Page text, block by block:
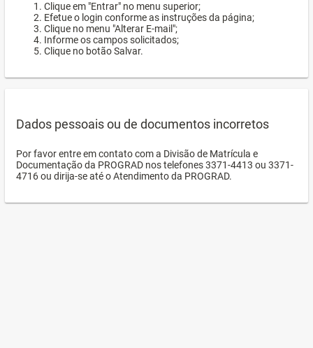
Clique em "Entrar" no menu superior;
Efetue o login conforme as instruções da página;
Clique no menu "Alterar E-mail";
Informe os campos solicitados;
Clique no botão Salvar.
Dados pessoais ou de documentos incorretos
Por favor entre em contato com a Divisão de Matrícula e
Documentação da PROGRAD nos telefones 3371-4413 ou 3371-
4716 ou dirija-se até o Atendimento da PROGRAD.